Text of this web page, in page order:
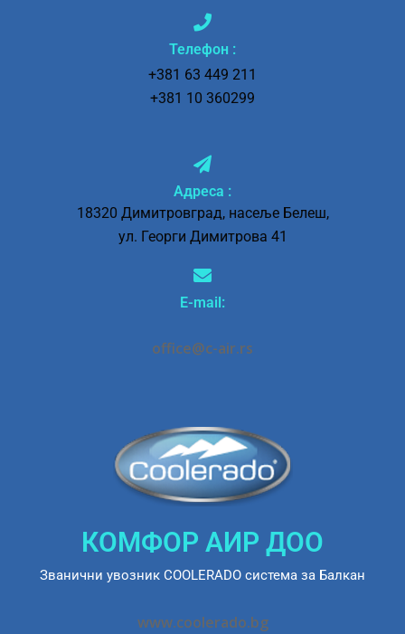
Телефон :
+381 63 449 211
+381 10 360299
Адресa :
18320 Димитровград, насеље Белеш,
ул. Георги Димитрова 41
E-mail:
office@c-air.rs
КОМФОР АИР ДОО
Званични увозник COOLERADO система за Балкан
www.coolerado.bg